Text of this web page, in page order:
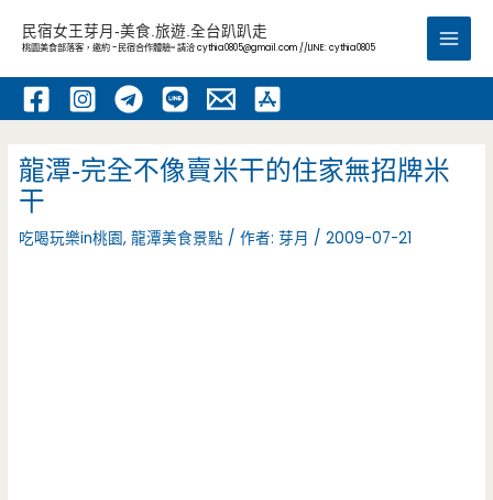
內
民宿女王芽月-美食.旅遊.全台趴趴走
桃園美食部落客，邀約 -民宿合作體驗~ 請洽cythia0805@gmail.com //LINE: cythia0805
Main
龍潭-完全不像賣米干的住家無招牌米
干
吃喝玩樂in桃園,龍潭美食景點 / 作者:芽月 /2009-07-21